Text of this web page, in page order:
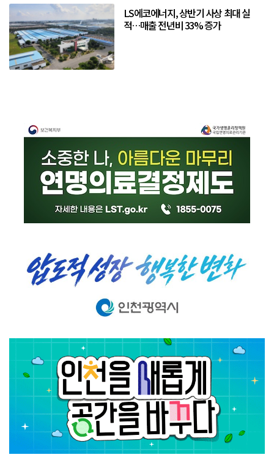
LS에코에너지, 상반기 사상 최대 실
적…매출 전년비 33% 증가